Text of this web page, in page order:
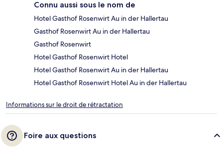
Connu aussi sous le nom de
Hotel Gasthof Rosenwirt Au in der Hallertau
Gasthof Rosenwirt Au in der Hallertau
Gasthof Rosenwirt
Hotel Gasthof Rosenwirt Hotel
Hotel Gasthof Rosenwirt Au in der Hallertau
Hotel Gasthof Rosenwirt Hotel Au in der Hallertau
Informations sur le droit de rétractation
Foire aux questions